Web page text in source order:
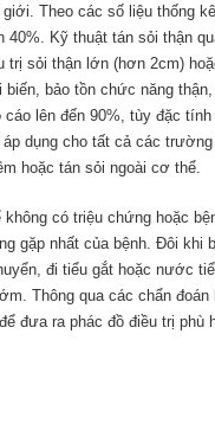
Theo các số liệu thống
Kỹ thuật tán sỏi thận
sỏi thận lớn (hơn 2cm)
bảo tồn chức năng
lên đến 90%, tùy đặc
dụng cho tất cả các
hoặc tán sỏi ngoài cơ thể.
có triệu chứng hoặc
gặp nhất của bệnh. Đôi khi
đi tiểu gắt hoặc nước
Thông qua các chẩn đoán
đưa ra phác đồ điều trị phù